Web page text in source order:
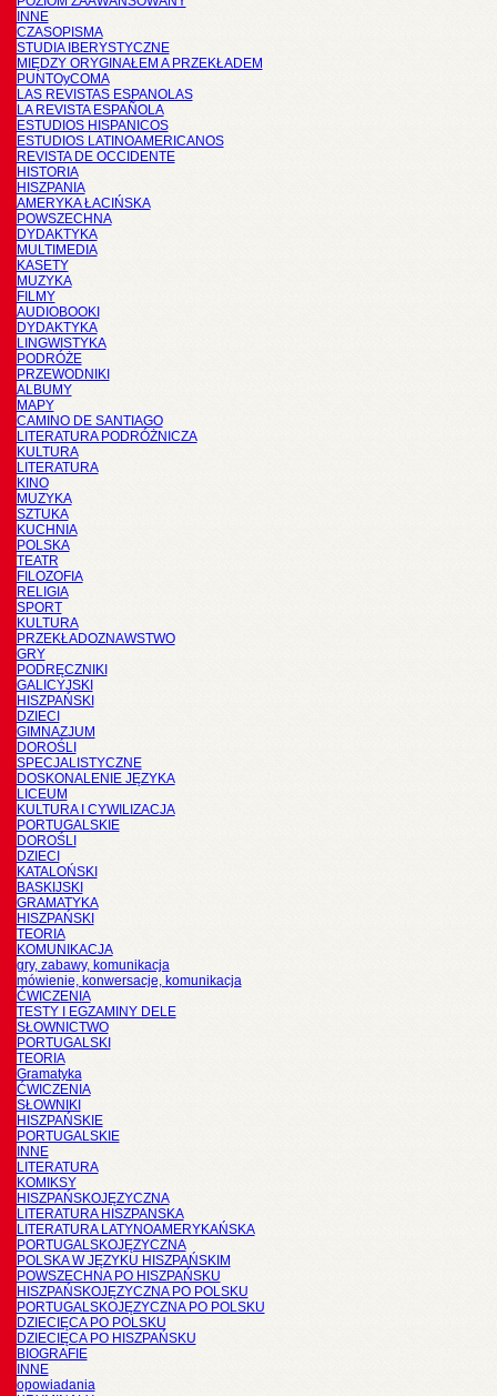
INNE
CZASOPISMA
STUDIA IBERYSTYCZNE
MIĘDZY ORYGINAŁEM A PRZEKŁADEM
PUNTOyCOMA
LAS REVISTAS ESPANOLAS
LA REVISTA ESPAÑOLA
ESTUDIOS HISPANICOS
ESTUDIOS LATINOAMERICANOS
REVISTA DE OCCIDENTE
HISTORIA
HISZPANIA
AMERYKA ŁACIŃSKA
POWSZECHNA
DYDAKTYKA
MULTIMEDIA
KASETY
MUZYKA
FILMY
AUDIOBOOKI
DYDAKTYKA
LINGWISTYKA
PODRÓŻE
PRZEWODNIKI
ALBUMY
MAPY
CAMINO DE SANTIAGO
LITERATURA PODRÓŻNICZA
KULTURA
LITERATURA
KINO
MUZYKA
SZTUKA
KUCHNIA
POLSKA
TEATR
FILOZOFIA
RELIGIA
SPORT
KULTURA
PRZEKŁADOZNAWSTWO
GRY
PODRĘCZNIKI
GALICYJSKI
HISZPAŃSKI
DZIECI
GIMNAZJUM
DOROŚLI
SPECJALISTYCZNE
DOSKONALENIE JĘZYKA
LICEUM
KULTURA I CYWILIZACJA
PORTUGALSKIE
DOROŚLI
DZIECI
KATALOŃSKI
BASKIJSKI
GRAMATYKA
HISZPAŃSKI
TEORIA
KOMUNIKACJA
gry, zabawy, komunikacja
mówienie, konwersacje, komunikacja
ĆWICZENIA
TESTY I EGZAMINY DELE
SŁOWNICTWO
PORTUGALSKI
TEORIA
Gramatyka
ĆWICZENIA
SŁOWNIKI
HISZPAŃSKIE
PORTUGALSKIE
INNE
LITERATURA
KOMIKSY
HISZPAŃSKOJĘZYCZNA
LITERATURA HISZPANSKA
LITERATURA LATYNOAMERYKAŃSKA
PORTUGALSKOJĘZYCZNA
POLSKA W JĘZYKU HISZPAŃSKIM
POWSZECHNA PO HISZPAŃSKU
HISZPAŃSKOJĘZYCZNA PO POLSKU
PORTUGALSKOJĘZYCZNA PO POLSKU
DZIECIĘCA PO POLSKU
DZIECIĘCA PO HISZPAŃSKU
BIOGRAFIE
INNE
opowiadania